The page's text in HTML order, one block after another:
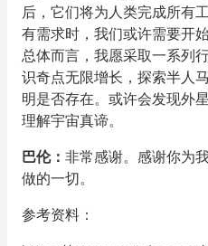
后，它们将为人类完成所有
有需求时，我们或许需要开
总体而言，我愿采取一系列
识奇点无限增长，探索半人
明是否存在。或许会发现外
理解宇宙真谛。
巴伦： 非常感谢。感谢你为
做的一切。
参考资料：